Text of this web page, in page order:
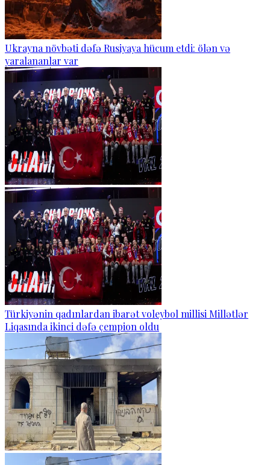
Ukrayna növbəti dəfə Rusiyaya hücum etdi: ölən və
yaralananlar var
Türkiyənin qadınlardan ibarət voleybol millisi Millətlər
Liqasında ikinci dəfə çempion oldu